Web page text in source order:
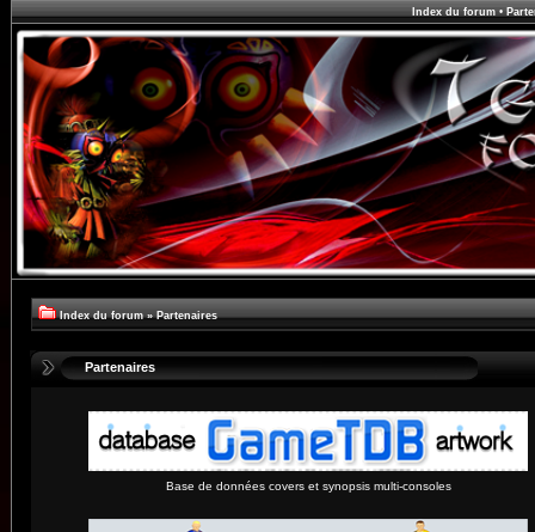
Index du forum•
Index du forum » Partenaires
Partenaires
Base de données covers et synopsis multi-consoles